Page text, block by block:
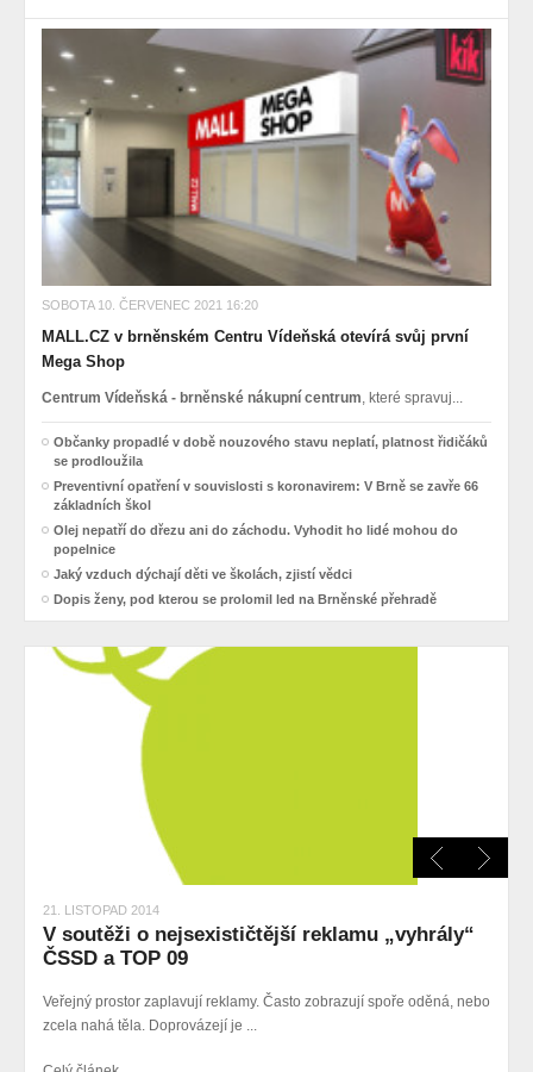
SOBOTA 10. ČERVENEC 2021 16:20
MALL.CZ v brněnském Centru Vídeňská otevírá svůj první
Mega Shop
Centrum Vídeňská - brněnské nákupní centrum , které spravuj...
Občanky propadlé v době nouzového stavu neplatí, platnost řidičáků
se prodloužila
Preventivní opatření v souvislosti s koronavirem: V Brně se zavře 66
základních škol
Olej nepatří do dřezu ani do záchodu. Vyhodit ho lidé mohou do
popelnice
Jaký vzduch dýchají děti ve školách, zjistí vědci
Dopis ženy, pod kterou se prolomil led na Brněnské přehradě
21. LISTOPAD 2014
V soutěži o nejsexističtější reklamu „vyhrály“
ČSSD a TOP 09
Veřejný prostor zaplavují reklamy. Často zobrazují spoře oděná, nebo
zcela nahá těla. Doprovázejí je ...